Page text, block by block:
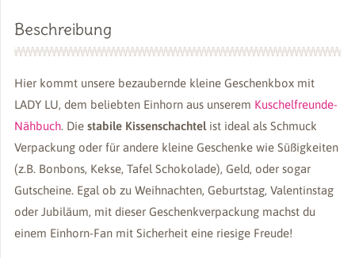
Beschreibung
Hier kommt unsere bezaubernde kleine Geschenkbox mit
LADY LU, dem beliebten Einhorn aus unserem Kuschelfreunde-
Nähbuch. Die stabile Kissenschachtelist ideal als Schmuck
Verpackung oder für andere kleine Geschenke wie Süßigkeiten
(z.B. Bonbons, Kekse, Tafel Schokolade), Geld, oder sogar
Gutscheine. Egal ob zu Weihnachten, Geburtstag, Valentinstag
oder Jubiläum, mit dieser Geschenkverpackung machst du
einem Einhorn-Fan mit Sicherheit eine riesige Freude!